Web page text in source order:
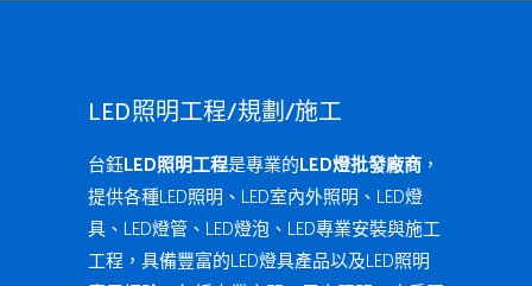
LED照明工程/規劃/施工
台鈺LED照明工程是專業的LED燈批發廠商 ，
提供各種LED照明、LED室內外照明、LED燈
具、LED燈管、LED燈泡、LED專業安裝與施工
工程，具備豐富的LED燈具產品以及LED照明